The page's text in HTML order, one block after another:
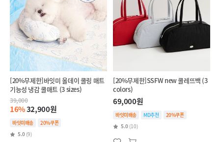
[20%무제한]바잇미 올데이 쿨링 매트
기능성 냉감 쿨매트 (3 sizes)
39,000
16%32,900원
바잇미배송
20%쿠폰
5.0 (9)
[20%무제한]SSFW new 쿨레뜨백 (3
colors)
69,000원
바잇미배송 MD추천
20%쿠폰
5.0 (10)